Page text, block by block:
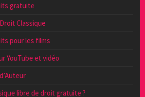
gratuite
Classique
pour les films
YouTube et vidéo
libre de droit gratuite ?